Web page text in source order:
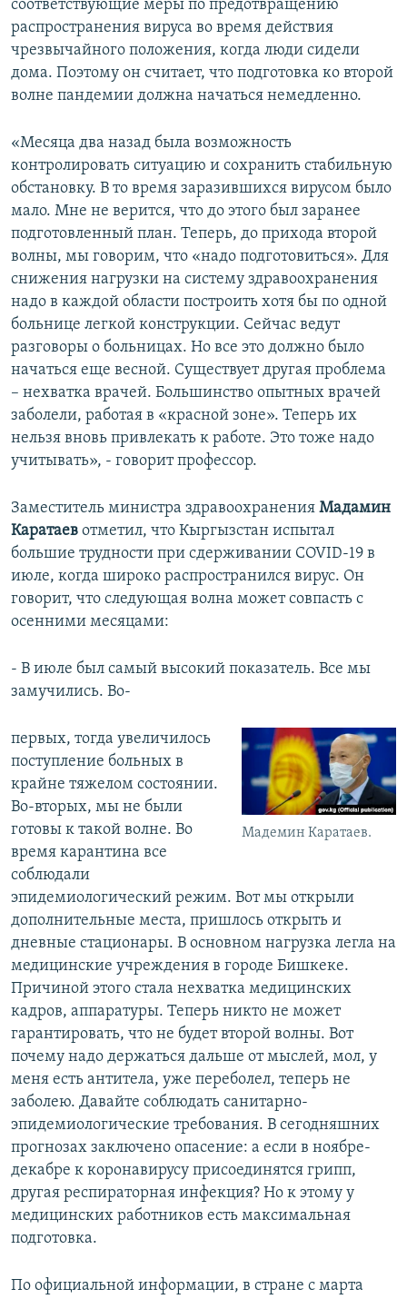
соответствующие меры по предотвращению
распространения вируса во время действия
чрезвычайного положения, когда люди сидели
дома. Поэтому он считает, что подготовка ко второй
волне пандемии должна начаться немедленно.
«Месяца два назад была возможность
контролировать ситуацию и сохранить стабильную
обстановку. В то время заразившихся вирусом было
мало. Мне не верится, что до этого был заранее
подготовленный план. Теперь, до прихода второй
волны, мы говорим, что «надо подготовиться». Для
снижения нагрузки на систему здравоохранения
надо в каждой области построить хотя бы по одной
больнице легкой конструкции. Сейчас ведут
разговоры о больницах. Но все это должно было
начаться еще весной. Существует другая проблема
– нехватка врачей. Большинство опытных врачей
заболели, работая в «красной зоне». Теперь их
нельзя вновь привлекать к работе. Это тоже надо
учитывать», - говорит профессор.
Заместитель министра здравоохранения Мадамин
Каратаев отметил, что Кыргызстан испытал
большие трудности при сдерживании COVID-19 в
июле, когда широко распространился вирус. Он
говорит, что следующая волна может совпасть с
осенними месяцами:
- В июле был самый высокий показатель. Все мы
замучились. Во-
Мадемин Каратаев.
первых, тогда увеличилось
поступление больных в
крайне тяжелом состоянии.
Во-вторых, мы не были
готовы к такой волне. Во
время карантина все
соблюдали
эпидемиологический режим. Вот мы открыли
дополнительные места, пришлось открыть и
дневные стационары. В основном нагрузка легла на
медицинские учреждения в городе Бишкеке.
Причиной этого стала нехватка медицинских
кадров, аппаратуры. Теперь никто не может
гарантировать, что не будет второй волны. Вот
почему надо держаться дальше от мыслей, мол, у
меня есть антитела, уже переболел, теперь не
заболею. Давайте соблюдать санитарно-
эпидемиологические требования. В сегодняшних
прогнозах заключено опасение: а если в ноябре-
декабре к коронавирусу присоединятся грипп,
другая респираторная инфекция? Но к этому у
медицинских работников есть максимальная
подготовка.
По официальной информации, в стране с марта